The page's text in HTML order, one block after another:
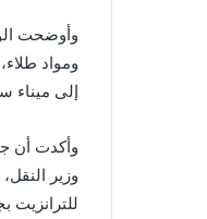
ومواد
إلى ميناء
وأكدت أن
وزير
للترانزيت